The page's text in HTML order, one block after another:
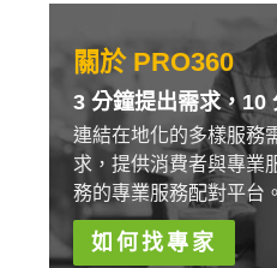
關於 PRO360
3 分鐘提出需求，10
連結在地化的多樣服務
求，提供消費者與專業
務的專業服務配對平台。
如何找專家